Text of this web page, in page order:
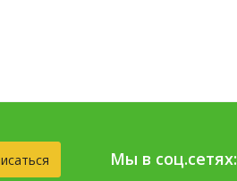
Мы в соц.сетях: